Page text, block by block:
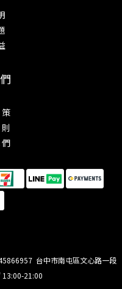
策
們
台中市南屯區文心路一段
21:00